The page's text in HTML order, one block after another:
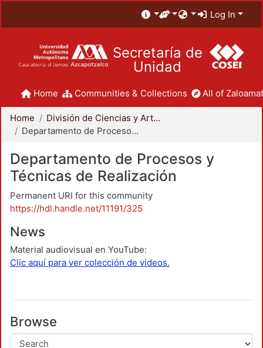
Log In
Secretaría de
Unidad
Home Communities & Collections All of
Home
División de Ciencias y Artes para el Diseño
Departamento de Procesos y Técnicas de Realización
Departamento de Procesos y
Técnicas de Realización
Permanent URI for this community
https://hdl.handle.net/11191/325
News
Material audiovisual en YouTube:
Clic aquí para ver colección de videos.
Browse